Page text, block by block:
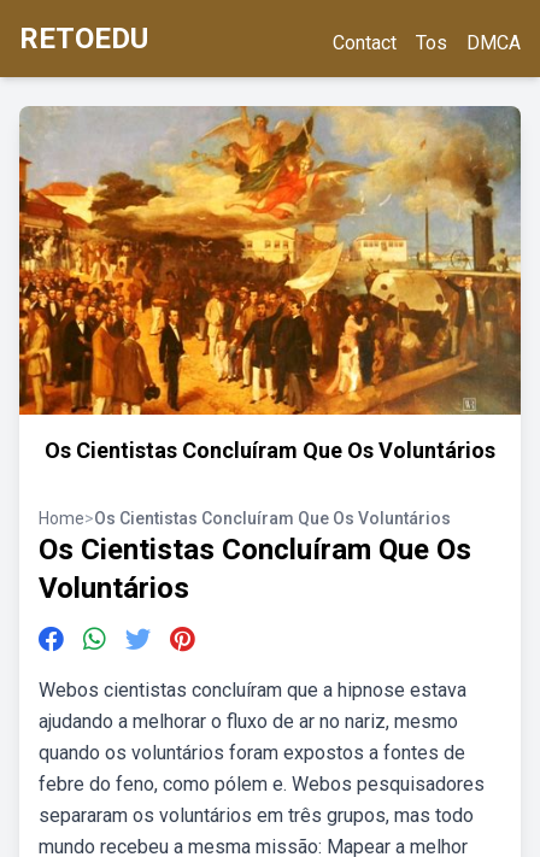
RETOEDU Contact Tos DMCA
Os Cientistas Concluíram Que Os Voluntários
Home>Os Cientistas Concluíram Que Os Voluntários
Os Cientistas Concluíram Que Os
Voluntários
Webos cientistas concluíram que a hipnose estava
ajudando a melhorar o fluxo de ar no nariz, mesmo
quando os voluntários foram expostos a fontes de
febre do feno, como pólem e. Webos pesquisadores
separaram os voluntários em três grupos, mas todo
mundo recebeu a mesma missão: Mapear a melhor